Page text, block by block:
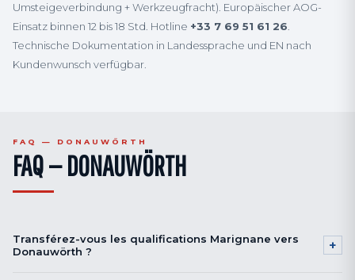
Umsteigeverbindung + Werkzeugfracht). Europäischer AOG-
Einsatz binnen 12 bis 18 Std. Hotline +33 7 69 51 61 26
Technische Dokumentation in Landessprache und EN nach
Kundenwunsch verfügbar.
FAQ — DONAUWÖRTH
FAQ — DONAUWÖRTH
Transférez-vous les qualifications Marignane vers
Donauwörth ?
+